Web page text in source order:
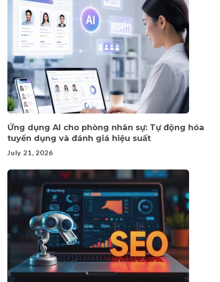
Ứng dụng AI cho phòng nhân sự: Tự động hóa
tuyển dụng và đánh giá hiệu suất
July 21, 2026